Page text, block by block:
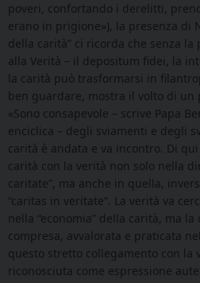
poveri, confortando i derelitti,
erano in prigione»), la presenza di
della carità” ci ricorda che senza
alla Verità – il depositum fidei, la
la carità può trasformarsi in
ben guardare, mostra il volto di un
«Sono consapevole – scrive Papa
enciclica – degli sviamenti e degli
carità è andata e va incontro. Di
carità con la verità non solo nella
caritate”, ma anche in quella,
“caritas in veritate”. La verità va
nella “economia” della carità, ma la
compresa, avvalorata e praticata
questo stretto collegamento con la
riconosciuta come espressione